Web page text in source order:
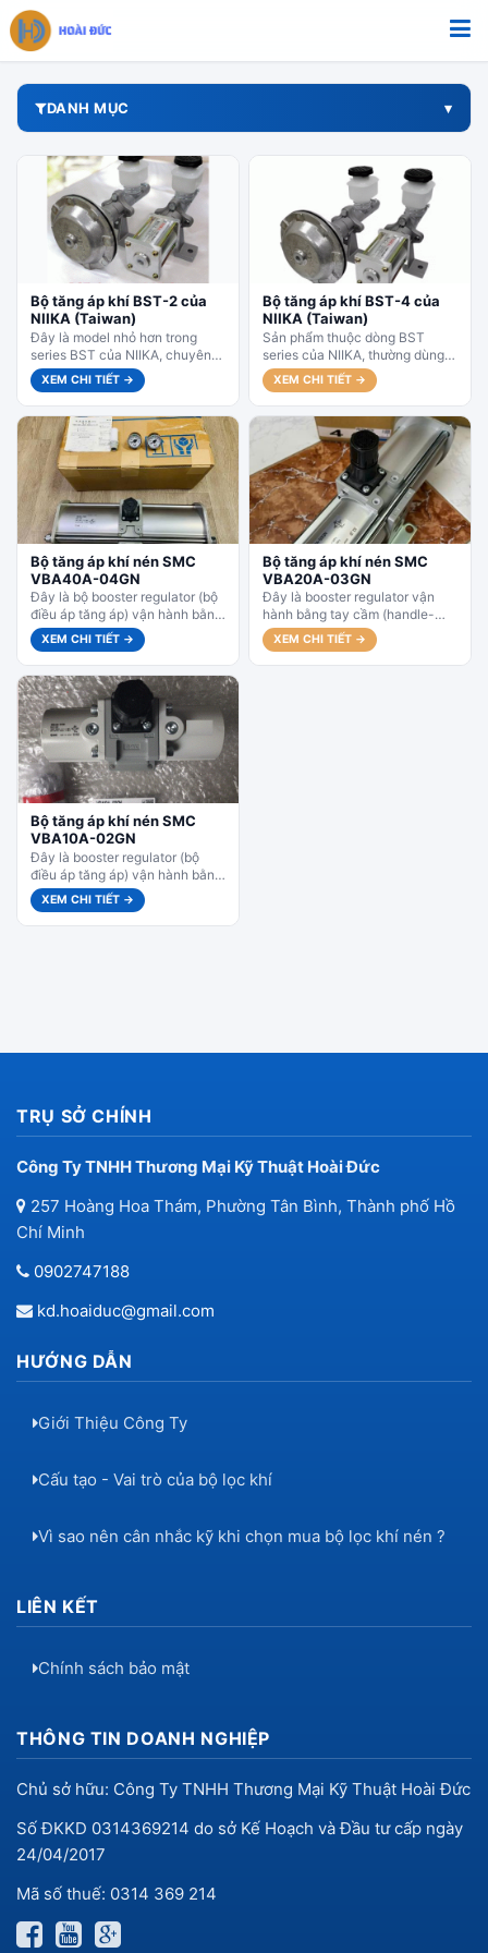
DANH MỤC
Bộ tăng áp khí BST-2 của
NIIKA (Taiwan)
Đây là model nhỏ hơn trong
series BST của NIIKA, chuyên
dùng để tạo áp suất thủy lực
cao từ...
XEM CHI TIẾT →
Bộ tăng áp khí BST-4 của
NIIKA (Taiwan)
Sản phẩm thuộc dòng BST
series của NIIKA, thường dùng
kết hợp với phanh thủy lực
(hydraulic brake) trong công...
XEM CHI TIẾT →
Bộ tăng áp khí nén SMC
VBA40A-04GN
Đây là bộ booster regulator (bộ
điều áp tăng áp) vận hành bằng
tay cầm (handle-operated),
chuyên dùng để tăng...
XEM CHI TIẾT →
Bộ tăng áp khí nén SMC
VBA20A-03GN
Đây là booster regulator vận
hành bằng tay cầm (handle-
operated), chuyên dùng để tăng
áp suất khí nén cục bộ...
XEM CHI TIẾT →
Bộ tăng áp khí nén SMC
VBA10A-02GN
Đây là booster regulator (bộ
điều áp tăng áp) vận hành bằng
tay cầm, chuyên dùng để tăng
áp suất...
XEM CHI TIẾT →
TRỤ SỞ CHÍNH
Công Ty TNHH Thương Mại Kỹ Thuật Hoài Đức
257 Hoàng Hoa Thám, Phường Tân Bình, Thành phố Hồ
Chí Minh
0902747188
kd.hoaiduc@gmail.com
HƯỚNG DẪN
Giới Thiệu Công Ty
Cấu tạo - Vai trò của bộ lọc khí
Vì sao nên cân nhắc kỹ khi chọn mua bộ lọc khí nén ?
LIÊN KẾT
Chính sách bảo mật
THÔNG TIN DOANH NGHIỆP
Chủ sở hữu: Công Ty TNHH Thương Mại Kỹ Thuật Hoài Đức
Số ĐKKD 0314369214 do sở Kế Hoạch và Đầu tư cấp ngày
24/04/2017
Mã số thuế: 0314 369 214